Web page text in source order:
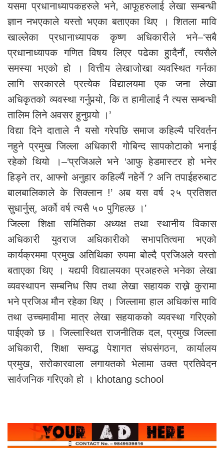
यसमा प्रधानाध्यापकहरुले भने, आफूहरुलाई लेखा सम्बन्धी
ज्ञान नभएकाले यस्तो भएका बताएका थिए । शितला मावि
खाल्लेका प्रधानाध्यापक कृष्ण अधिकारीले भने–‘सबै
प्रधानाध्यापक गणित विषय लिएर पढेका हुादैनौं, त्यसैले
समस्या भएको हो । वित्तीय लेखाजोखा व्यवस्थित गर्नका
लागि सरकारले प्रत्येक विद्यालयमा एक जना लेखा
अधिकृतको व्यवस्था गर्नुपर्‍यो, कि त हामीलाई नै त्यस सम्बन्धी
तालिम लिने अवसर हुनुपर्‍यो ।’
विद्या दिने दाताले नै यसो गरेपछि समाज कहिल्यै परिवर्तन
नहुने प्रमुख जिल्ला अधिकारी गोबिन्द सापकोटाको भनाई
रहेको थियो ।–‘प्रजिअले भने ‘आफु हेडमास्टर हो भनेर
हिड्ने तर, आफ्नो अनुहार कहिल्यैं नहेर्ने ? अनि तपाईहरुबाट
बालबालिकाले के सिक्लान !’ अब यस वर्ष २५ प्रतिशत
सुधार्नुस्, अर्को वर्ष त्यसै ५० पुगिहल्छ ।’
जिल्ला शिक्षा समितिका अध्यक्ष तथा स्थानीय विकास
अधिकारी युवराज अधिकारीको सभापतित्वमा भएको
कार्यक्रममा प्रमुख अतिथिका रुपमा बोल्दै प्रजिअले यस्तो
बताएका थिए । यद्यपी विद्यालयका प्रअहरुले भनेका लेखा
व्यवस्थापन सम्बनिध सिप तथा लेखा सहायक राख्ने कुरामा
भने प्रजिअ मौन रहेका थिए । जिल्लामा हाल अधिकांस मावि
तथा उच्चमावीमा मात्र लेखा सहयाकको व्यवस्था गरिएको
पाईएको छ । जिल्लास्थित राजनीतिक दल, प्रमुख जिल्ला
अधिकारी, शिक्षा सम्वद्ध पेशागत संघसंगठन, कार्यालय
प्रमुख, सरोकारवाला लगायतको भेलामा उक्त प्रतिवेदन
सार्वजनिक गरिएको हो । khotang school